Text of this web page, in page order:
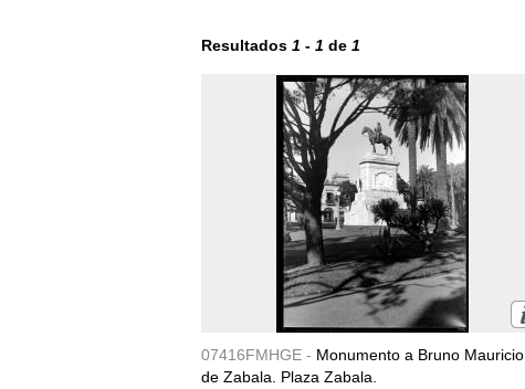
Resultados 1 - 1 de 1
07416FMHGE - Monumento a Bruno Mauricio
de Zabala. Plaza Zabala.